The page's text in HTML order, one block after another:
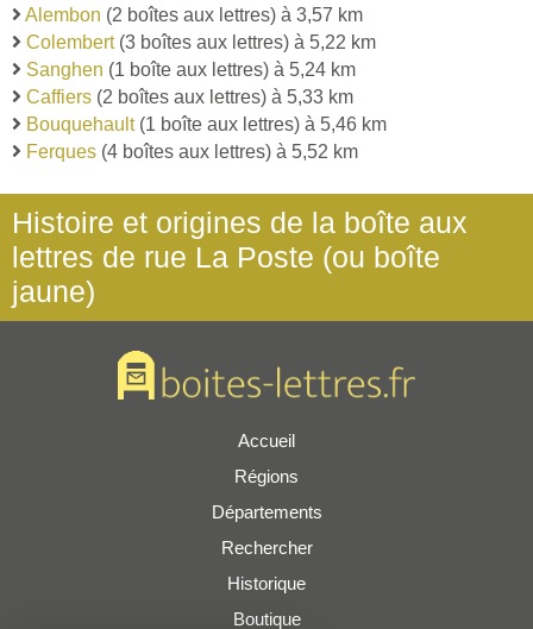
Alembon (2 boîtes aux lettres) à 3,57 km
Colembert(3 boîtes aux lettres) à 5,22 km
Sanghen (1 boîte aux lettres) à 5,24 km
Caffiers (2 boîtes aux lettres) à 5,33 km
Bouquehault(1 boîte aux lettres) à 5,46 km
Ferques (4 boîtes aux lettres) à 5,52 km
Histoire et origines de la boîte aux
lettres de rue La Poste (ou boîte
jaune)
Accueil
Régions
Départements
Rechercher
Historique
Boutique